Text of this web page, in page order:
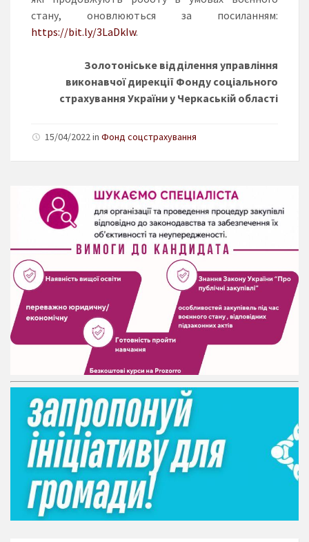
стану, оновлюються за посиланням:
https://bit.ly/3LaDkIw.
Золотоніське відділення управління
виконавчої дирекції Фонду соціального
страхування України у Черкаській області
15/04/2022 in Фонд соцстрахування